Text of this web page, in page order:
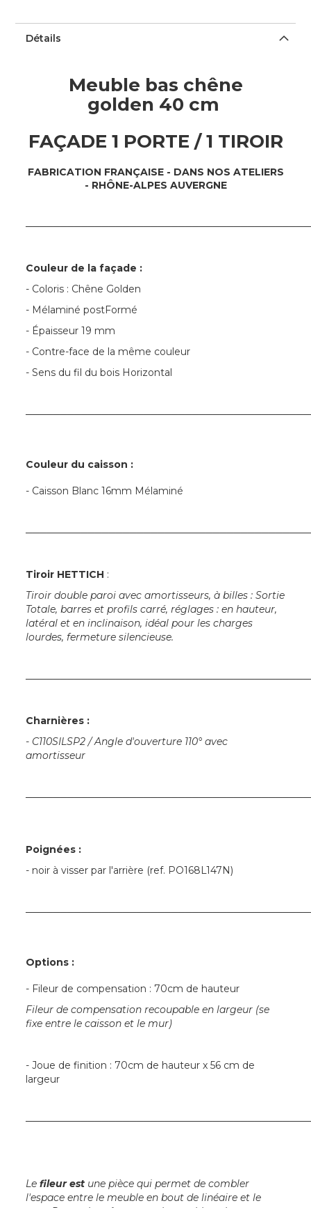
Détails
Meuble bas chêne
golden 40 cm
FAÇADE 1 PORTE / 1 TIROIR
FABRICATION FRANÇAISE - DANS NOS ATELIERS
- RHÔNE-ALPES AUVERGNE
Couleur de la façade :
- Coloris : Chêne Golden
- Mélaminé postFormé
- Épaisseur 19 mm
- Contre-face de la même couleur
- Sens du fil du bois Horizontal
Couleur du caisson :
- Caisson Blanc 16mm Mélaminé
Tiroir HETTICH :
Tiroir double paroi avec amortisseurs, à billes : Sortie
Totale, barres et profils carré, réglages : en hauteur,
latéral et en inclinaison, idéal pour les charges
lourdes, fermeture silencieuse.
Charnières :
- C110SILSP2 / Angle d'ouverture 110° avec
amortisseur
Poignées :
- noir à visser par l'arrière (ref. PO168L147N)
Options :
- Fileur de compensation : 70cm de hauteur
Fileur de compensation recoupable en largeur (se
fixe entre le caisson et le mur)
- Joue de finition : 70cm de hauteur x 56 cm de
largeur
Lefileur est une pièce qui permet de combler
l'espace entre le meuble en bout de linéaire et le